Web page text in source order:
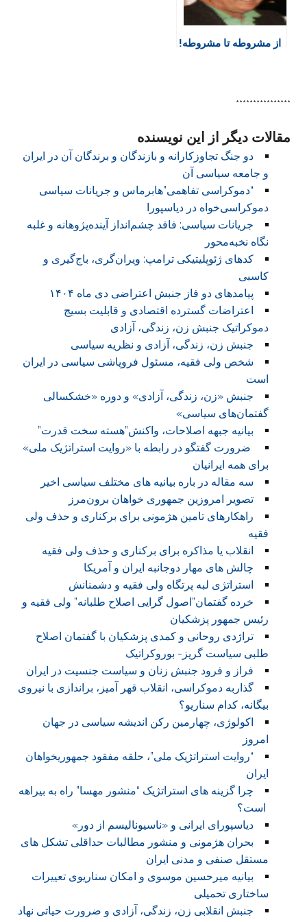
از مشروطه تا مشروطه!
****************
مقالات دیگر از این نویسنده
دو جنگ تجاوزکارانه و بازندگان و برندگان آن در ایران
و جامعه سیاسی آن
“دموکراسی تفاهمی”هابرماس و جریانات سیاسی
دموکراسی‌خواه در دیاسپورا
جریانات سیاسی: فاقد چشم‌انداز آینده‌پژوهانه و غلبه
نگاه نخبه‌محور
کدهای ژئوپلیتیکی ترامپ: ویران‌گری، باج‌گیری و
کاسبی
پیامدهای دو فاز جنبش اعتراضی دی ماه ۱۴۰۴
اعتراضات گسترده اقتصادی و قابلیت بسیج
دموکراتیک جنبش زن، زندگی، آزادی
جنبش زن، زندگی، آزادی و نظریه سیاسی
شخص ولی فقیه، مسئول فروپاشی سیاسی در ایران
است
جنبش «زن، زندگی، آزادی» و دوره «خشکسالی
گفتمان‌های سیاسی»
بیانیه جبهه اصلاحات، واکنش”هسته سخت قدرت”
ضرورت گفتگو در رابطه با «روایت استراتژیک ملی»
برای همه ایرانیان
سه مقاله در باره بیانیه های مختلف سیاسی اخیر
تصویر امروزین جمهوری خواهان برون‌مرز
راهکارهای تامین هژمونی برای برکناری و حذف ولی
فقیه
انقلاب یا مذاکره برای برکناری و حذف ولی فقیه
چالش های مهار دوجانبه ایران و آمریکا
استراتژی لبه پرتگاه ولی فقیه و دشمنانش
خرده گفتمان”اصول گرایی اصلاح طلبانه” ولی فقیه و
رئیس جمهور پزشکیان
تراژدی روحانی و کمدی پزشکیان با گفتمان اصلاح
طلبی سیاست گریز- بوروکراتیک
فراز و فرود جنبش زنان و سیاست جنسیت در ایران
گذاربه دموکراسی، انقلاب قهر آمیز، براندازی با نیروی
بیگانه، کدام سناریو؟
اکولوژی، چهارمین رکن اندیشه سیاسی در جهان
امروز
“روایت استراتژیک ملی”، حلقه مفقود جمهوریخواهان
ایران
چرا گزینه های استراتژیک “منشور مهسا” راه به بیراهه
است؟
دیاسپورای ایرانی و «ناسیونالیسم از دور»
بحران هژمونی و منشور مطالبات حداقلی تشکل های
مستقل صنفی و مدنی ایران
بیانیه میرحسین موسوی و امکان سناریوی تعییرات
ساختاری تحمیلی
جنبش انقلابی زن، زندگی، آزادی و ضرورت حیاتی نهاد